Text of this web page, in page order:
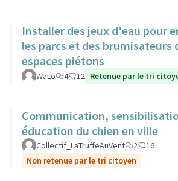
Installer des jeux d'eau pour
les parcs et des brumisateurs
espaces piétons
WaLo 4 12 Retenue par le tri
Communication,
éducation du chien en ville
Collectif_LaTruffeAuVent 2
16
Non retenue par le tri citoyen